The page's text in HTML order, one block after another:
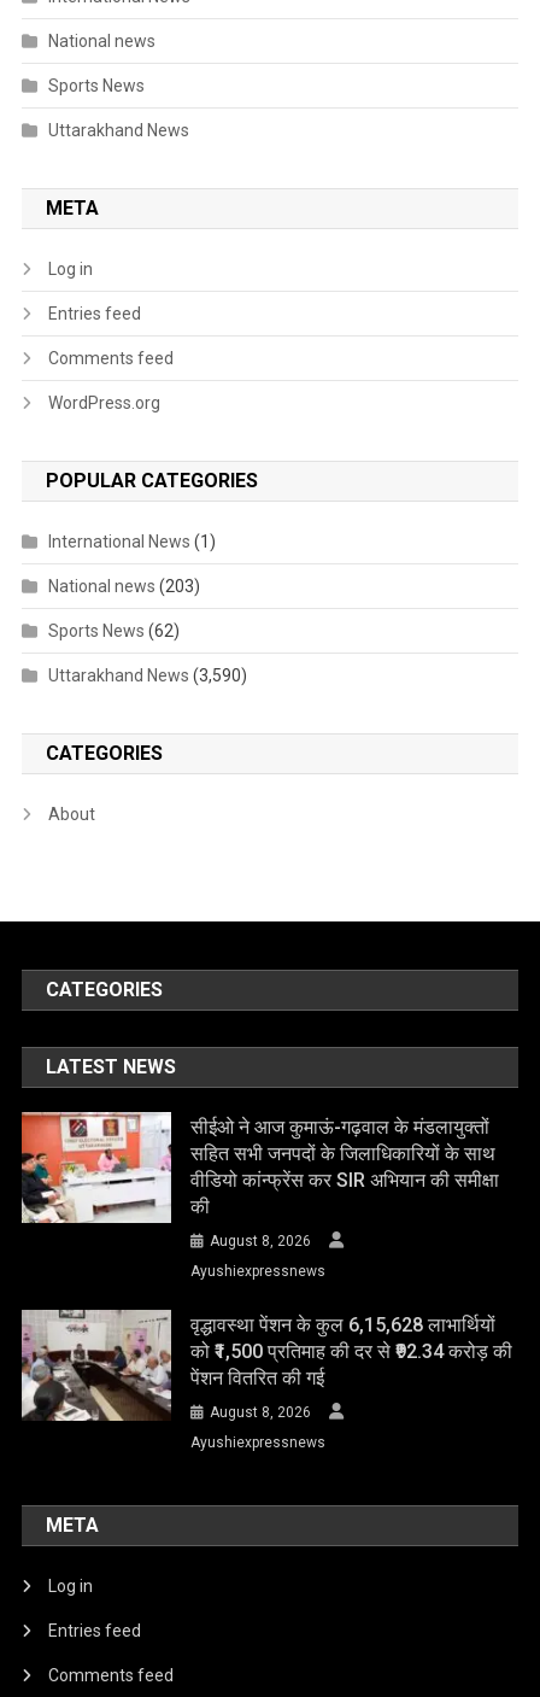
National news
Sports News
Uttarakhand News
META
Log in
Entries feed
Comments feed
WordPress.org
POPULAR CATEGORIES
International News (1)
National news (203)
Sports News (62)
Uttarakhand News (3,590)
CATEGORIES
About
CATEGORIES
LATEST NEWS
सीईओ ने आज कुमाऊं-गढ़वाल के मंडलायुक्तों
सहित सभी जनपदों के जिलाधिकारियों के साथ
वीडियो कांन्फ्रेंस कर SIR अभियान की समीक्षा
की
August 8, 2026
Ayushiexpressnews
वृद्धावस्था पेंशन के कुल 6,15,628 लाभार्थियों
को ₹1,500 प्रतिमाह की दर से ₹92.34 करोड़ की
पेंशन वितरित की गई
August 8, 2026
Ayushiexpressnews
META
Log in
Entries feed
Comments feed